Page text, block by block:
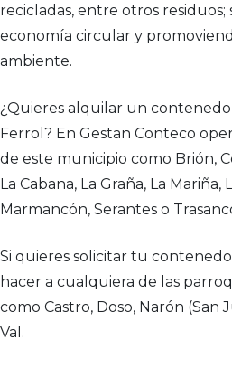
recicladas, entre otros
economía circular y
ambiente.
¿Quieres alquilar un
Ferrol? En Gestan Conteco
de este municipio como Brión,
La Cabana, La Graña, La Mariña,
Marmancón, Serantes o
Si quieres solicitar tu
hacer a cualquiera de las
como Castro, Doso, Narón (San
Val.